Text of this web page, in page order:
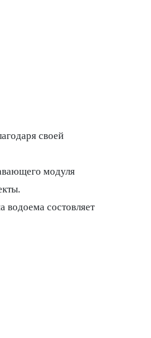
своей
модуля
состовляет